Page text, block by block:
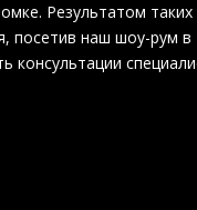
Результатом
посетив наш шоу-рум